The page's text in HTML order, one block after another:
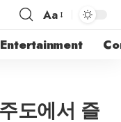
Aa
Entertainment
도에서 즐